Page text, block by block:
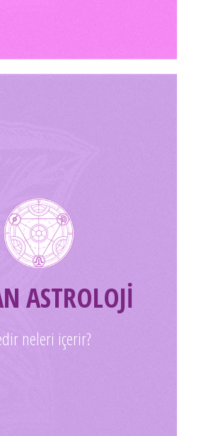
ASTROLOJİ
neleri içerir?